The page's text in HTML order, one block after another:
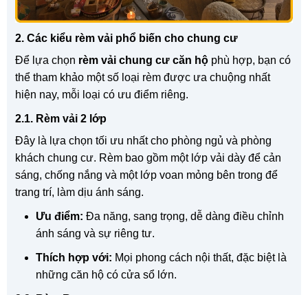
2. Các kiểu rèm vải phổ biến cho chung cư
Để lựa chọn rèm vải chung cư căn hộ phù hợp, bạn có
thể tham khảo một số loại rèm được ưa chuộng nhất
hiện nay, mỗi loại có ưu điểm riêng.
2.1. Rèm vải 2 lớp
Đây là lựa chọn tối ưu nhất cho phòng ngủ và phòng
khách chung cư. Rèm bao gồm một lớp vải dày để cản
sáng, chống nắng và một lớp voan mỏng bên trong để
trang trí, làm dịu ánh sáng.
Ưu điểm: Đa năng, sang trọng, dễ dàng điều chỉnh
ánh sáng và sự riêng tư.
Thích hợp với: Mọi phong cách nội thất, đặc biệt là
những căn hộ có cửa sổ lớn.